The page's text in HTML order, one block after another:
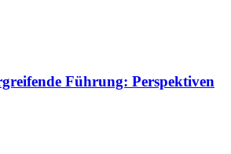
Führung: Perspektiven